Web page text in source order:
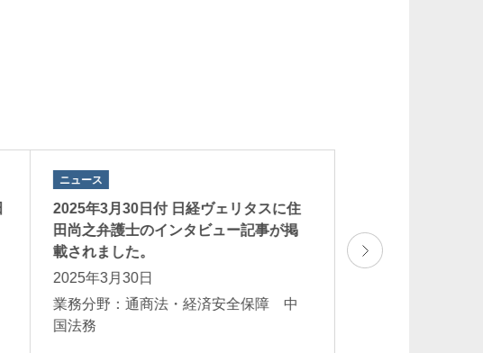
ニュース
2025年3月30日付 日経ヴェリタスに住
田尚之弁護士のインタビュー記事が掲
載されました。
2025年3月30日
業務分野：通商法・経済安全保障 中
国法務
郎弁護士のコメン
た。